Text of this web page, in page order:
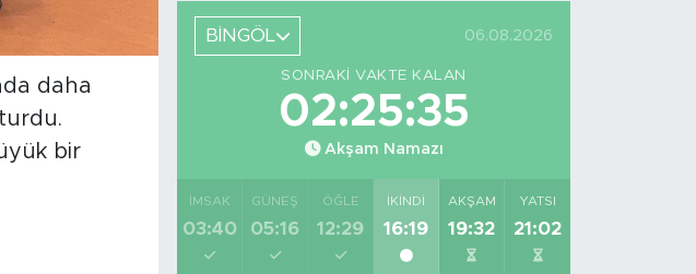
daha
bir
BİNGÖL 06.08.2026
SONRAKI VAKTE KALAN
02:25:33
Akşam Namazı
İMSAK
03:40
GÜNEŞ
05:16
ÖĞLE
12:29
İKINDI
16:19
AKŞAM
19:32
YATSI
21:02